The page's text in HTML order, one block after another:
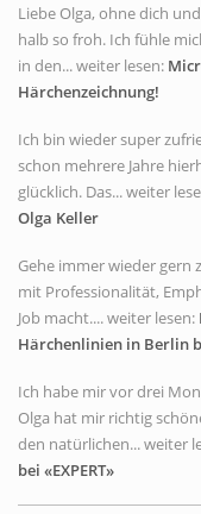
Liebe Olga, ohne dich
halb so froh. Ich fühle
in den... weiter lesen:
Härchenzeichnung!
Ich bin wieder super
schon mehrere Jahre
glücklich. Das... weiter
Olga Keller
Gehe immer wieder gern
mit Professionalität,
Job macht.... weiter lesen:
Härchenlinien in Berlin
Ich habe mir vor drei
Olga hat mir richtig
den natürlichen... weiter
bei «EXPERT»